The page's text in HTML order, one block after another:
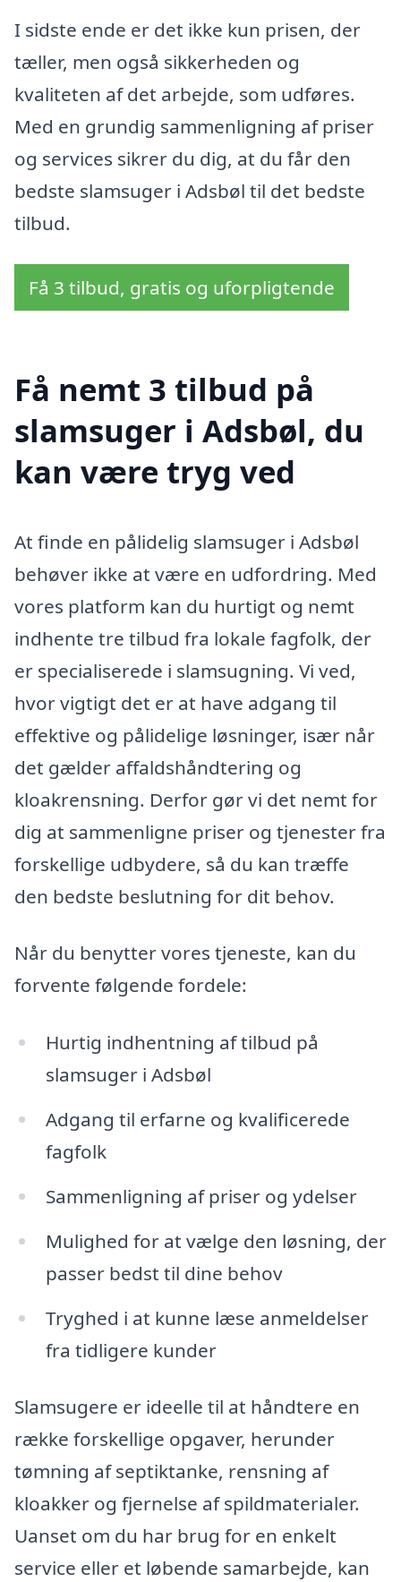
I sidste ende er det ikke kun prisen, der
tæller, men også sikkerheden og
kvaliteten af det arbejde, som udføres.
Med en grundig sammenligning af priser
og services sikrer du dig, at du får den
bedste slamsuger i Adsbøl til det bedste
tilbud.
Få 3 tilbud, gratis og uforpligtende
Få nemt 3 tilbud på
slamsuger i Adsbøl, du
kan være tryg ved
At finde en pålidelig slamsuger i Adsbøl
behøver ikke at være en udfordring. Med
vores platform kan du hurtigt og nemt
indhente tre tilbud fra lokale fagfolk, der
er specialiserede i slamsugning. Vi ved,
hvor vigtigt det er at have adgang til
effektive og pålidelige løsninger, især når
det gælder affaldshåndtering og
kloakrensning. Derfor gør vi det nemt for
dig at sammenligne priser og tjenester fra
forskellige udbydere, så du kan træffe
den bedste beslutning for dit behov.
Når du benytter vores tjeneste, kan du
forvente følgende fordele:
Hurtig indhentning af tilbud på
slamsuger i Adsbøl
Adgang til erfarne og kvalificerede
fagfolk
Sammenligning af priser og ydelser
Mulighed for at vælge den løsning, der
passer bedst til dine behov
Tryghed i at kunne læse anmeldelser
fra tidligere kunder
Slamsugere er ideelle til at håndtere en
række forskellige opgaver, herunder
tømning af septiktanke, rensning af
kloakker og fjernelse af spildmaterialer.
Uanset om du har brug for en enkelt
service eller et løbende samarbejde, kan